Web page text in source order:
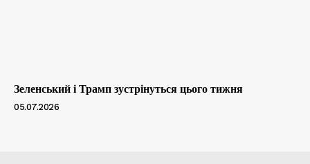
Зеленський і Трамп зустрінуться цього тижня
05.07.2026